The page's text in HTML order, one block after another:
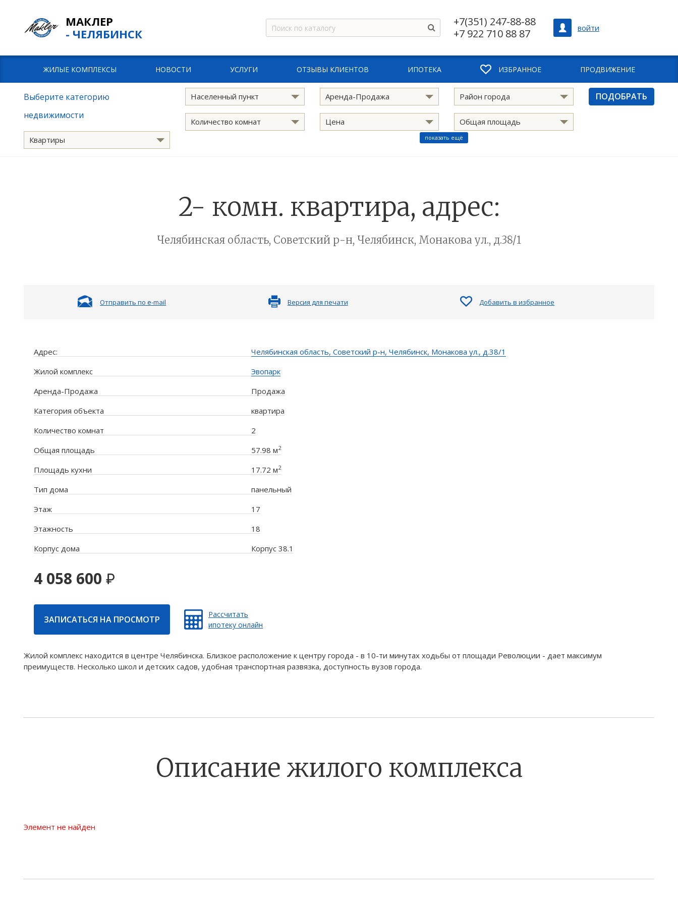
МАКЛЕР
- ЧЕЛЯБИНСК
+7(351) 247-88-88
+7 922 710 88 87
войти
ЖИЛЫЕ КОМПЛЕКСЫ НОВОСТИ УСЛУГИ ОТЗЫВЫ КЛИЕНТОВ ИПОТЕКА ИЗБРАННОЕ ПРОДВИЖЕНИЕ
Выберите категорию
недвижимости
Квартиры
Населенный пункт Аренда-Продажа Район города
Количество комнат Цена Общая площадь
ПОДОБРАТЬ
показать ещё
2- комн. квартира, адрес:
Челябинская область, Советский р-н, Челябинск, Монакова ул., д.38/1
Отправить по e-mail Версия для печати Добавить в избранное
Адрес:
Челябинская область, Советский р-н, Челябинск, Монакова ул., д.38/1
Жилой комплекс
Эвопарк
Аренда-Продажа
Продажа
Категория объекта
квартира
Количество комнат
2
Общая площадь
57.98 м2
Площадь кухни 17.72 м2
Тип дома
панельный
Этаж
17
Этажность
18
Корпус дома
Корпус 38.1
4 058 600
ЗАПИСАТЬСЯ НА ПРОСМОТР
Рассчитать
ипотеку онлайн
Жилой комплекс находится в центре Челябинска. Близкое расположение к центру города - в 10-ти минутах ходьбы от площади Революции - дает максимум
преимуществ. Несколько школ и детских садов, удобная транспортная развязка, доступность вузов города.
Описание жилого комплекса
Элемент не найден